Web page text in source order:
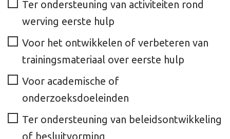
Ter ondersteuning van activiteiten rond
werving eerste hulp
Voor het ontwikkelen of verbeteren van
trainingsmateriaal over eerste hulp
Voor academische of
onderzoeksdoeleinden
Ter ondersteuning van beleidsontwikkeling
of besluitvorming